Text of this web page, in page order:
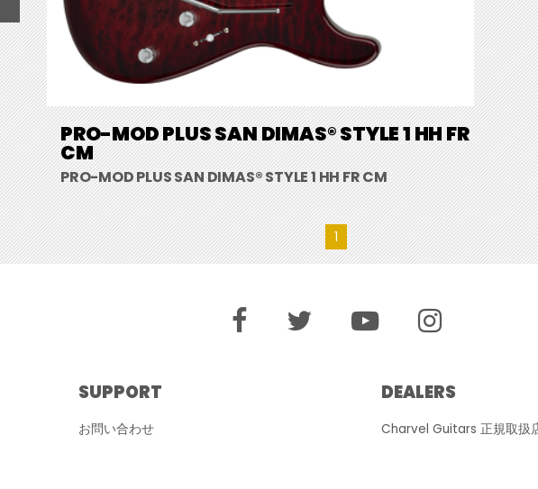
PRO-MOD PLUS SAN DIMAS® STYLE 1 HH FR
CM
PRO-MOD PLUS SAN DIMAS® STYLE 1 HH FR CM
1
SUPPORT
お問い合わせ
DEALERS
Charvel Guitars 正規取扱